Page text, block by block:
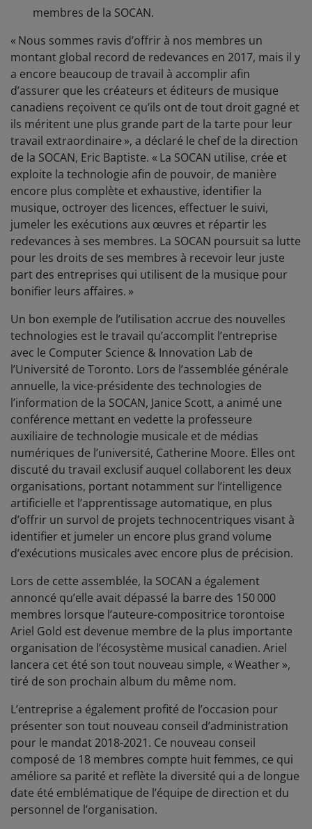
membres de la SOCAN.
« Nous sommes ravis d’offrir à nos membres un
montant global record de redevances en 2017, mais il y
a encore beaucoup de travail à accomplir afin
d’assurer que les créateurs et éditeurs de musique
canadiens reçoivent ce qu’ils ont de tout droit gagné et
ils méritent une plus grande part de la tarte pour leur
travail extraordinaire », a déclaré le chef de la direction
de la SOCAN, Eric Baptiste. « La SOCAN utilise, crée et
exploite la technologie afin de pouvoir, de manière
encore plus complète et exhaustive, identifier la
musique, octroyer des licences, effectuer le suivi,
jumeler les exécutions aux œuvres et répartir les
redevances à ses membres. La SOCAN poursuit sa lutte
pour les droits de ses membres à recevoir leur juste
part des entreprises qui utilisent de la musique pour
bonifier leurs affaires. »
Un bon exemple de l’utilisation accrue des nouvelles
technologies est le travail qu’accomplit l’entreprise
avec le Computer Science & Innovation Lab de
l’Université de Toronto. Lors de l’assemblée générale
annuelle, la vice-présidente des technologies de
l’information de la SOCAN, Janice Scott, a animé une
conférence mettant en vedette la professeure
auxiliaire de technologie musicale et de médias
numériques de l’université, Catherine Moore. Elles ont
discuté du travail exclusif auquel collaborent les deux
organisations, portant notamment sur l’intelligence
artificielle et l’apprentissage automatique, en plus
d’offrir un survol de projets technocentriques visant à
identifier et jumeler un encore plus grand volume
d’exécutions musicales avec encore plus de précision.
Lors de cette assemblée, la SOCAN a également
annoncé qu’elle avait dépassé la barre des 150 000
membres lorsque l’auteure-compositrice torontoise
Ariel Gold est devenue membre de la plus importante
organisation de l’écosystème musical canadien. Ariel
lancera cet été son tout nouveau simple, « Weather »,
tiré de son prochain album du même nom.
L’entreprise a également profité de l’occasion pour
présenter son tout nouveau conseil d’administration
pour le mandat 2018-2021. Ce nouveau conseil
composé de 18 membres compte huit femmes, ce qui
améliore sa parité et reflète la diversité qui a de longue
date été emblématique de l’équipe de direction et du
personnel de l’organisation.